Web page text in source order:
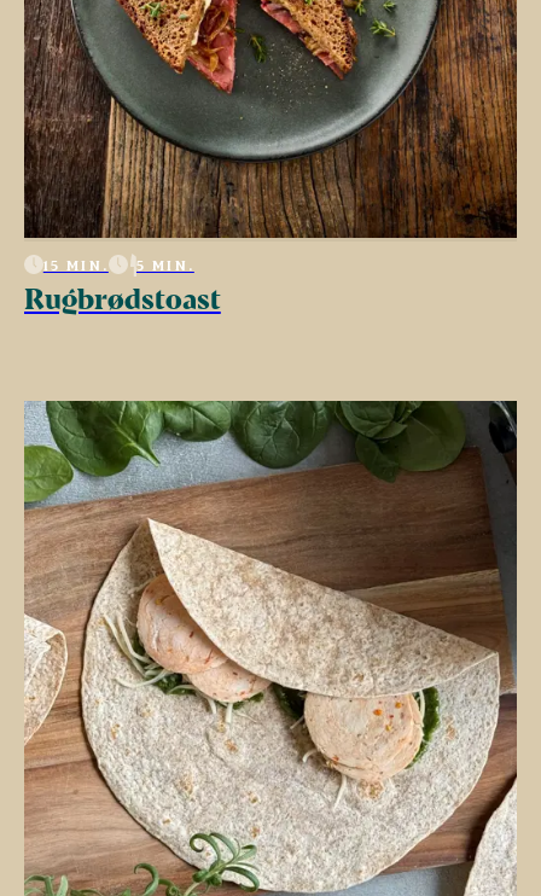
15 MIN. 5 MIN.
Rugbrødstoast